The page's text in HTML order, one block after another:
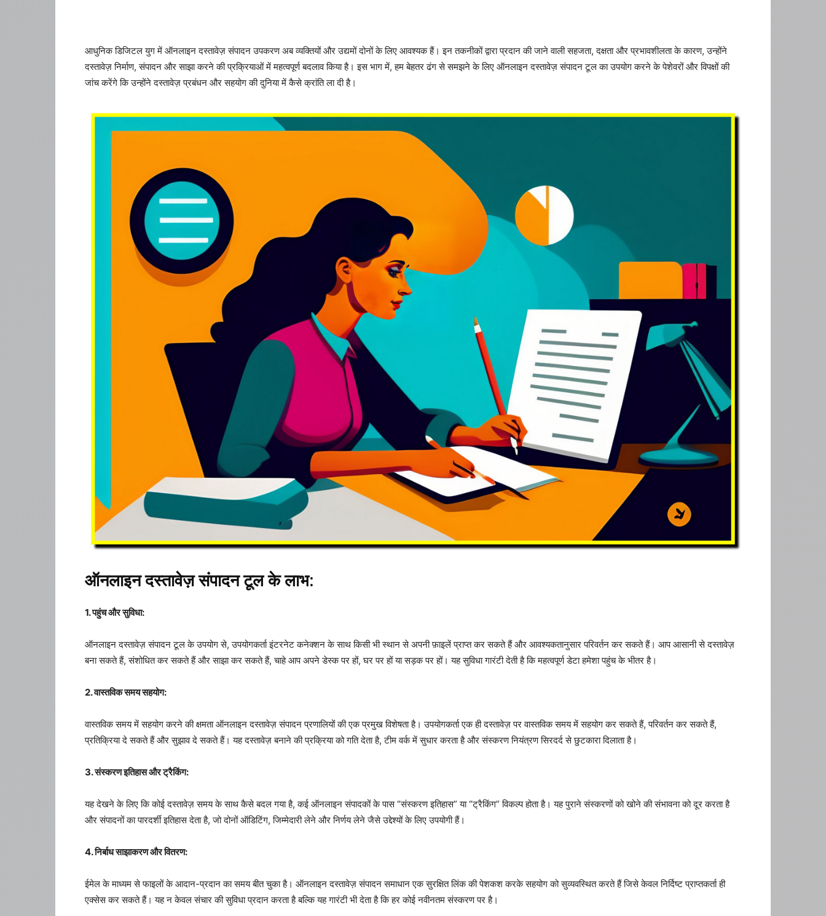
आधुनिक डिजिटल युग में ऑनलाइन दस्तावेज़ संपादन उपकरण अब व्यक्तियों और उद्यमों दोनों के लिए आवश्यक हैं। इन तकनीकों द्वारा प्रदान की जाने वाली सहजता, दक्षता और प्रभावशीलता के कारण, उन्होंने
दस्तावेज़ निर्माण, संपादन और साझा करने की प्रक्रियाओं में महत्वपूर्ण बदलाव किया है। इस भाग में, हम बेहतर ढंग से समझने के लिए ऑनलाइन दस्तावेज़ संपादन टूल का उपयोग करने के पेशेवरों और विपक्षों की
जांच करेंगे कि उन्होंने दस्तावेज़ प्रबंधन और सहयोग की दुनिया में कैसे क्रांति ला दी है।
ऑनलाइन दस्तावेज़ संपादन टूल के लाभ:
1. पहुंच और सुविधा:
ऑनलाइन दस्तावेज़ संपादन टूल के उपयोग से, उपयोगकर्ता इंटरनेट कनेक्शन के साथ किसी भी स्थान से अपनी फ़ाइलें प्राप्त कर सकते हैं और आवश्यकतानुसार परिवर्तन कर सकते हैं। आप आसानी से दस्तावेज़
बना सकते हैं, संशोधित कर सकते हैं और साझा कर सकते हैं, चाहे आप अपने डेस्क पर हों, घर पर हों या सड़क पर हों। यह सुविधा गारंटी देती है कि महत्वपूर्ण डेटा हमेशा पहुंच के भीतर है।
2. वास्तविक समय सहयोग:
वास्तविक समय में सहयोग करने की क्षमता ऑनलाइन दस्तावेज़ संपादन प्रणालियों की एक प्रमुख विशेषता है। उपयोगकर्ता एक ही दस्तावेज़ पर वास्तविक समय में सहयोग कर सकते हैं, परिवर्तन कर सकते हैं,
प्रतिक्रिया दे सकते हैं और सुझाव दे सकते हैं। यह दस्तावेज़ बनाने की प्रक्रिया को गति देता है, टीम वर्क में सुधार करता है और संस्करण नियंत्रण सिरदर्द से छुटकारा दिलाता है।
3. संस्करण इतिहास और ट्रैकिंग:
यह देखने के लिए कि कोई दस्तावेज़ समय के साथ कैसे बदल गया है, कई ऑनलाइन संपादकों के पास “संस्करण इतिहास” या “ट्रैकिंग” विकल्प होता है। यह पुराने संस्करणों को खोने की संभावना को दूर करता है
और संपादनों का पारदर्शी इतिहास देता है, जो दोनों ऑडिटिंग, जिम्मेदारी लेने और निर्णय लेने जैसे उद्देश्यों के लिए उपयोगी हैं।
4. निर्बाध साझाकरण और वितरण:
ईमेल के माध्यम से फाइलों के आदान-प्रदान का समय बीत चुका है। ऑनलाइन दस्तावेज़ संपादन समाधान एक सुरक्षित लिंक की पेशकश करके सहयोग को सुव्यवस्थित करते हैं जिसे केवल निर्दिष्ट प्राप्तकर्ता ही
एक्सेस कर सकते हैं। यह न केवल संचार की सुविधा प्रदान करता है बल्कि यह गारंटी भी देता है कि हर कोई नवीनतम संस्करण पर है।